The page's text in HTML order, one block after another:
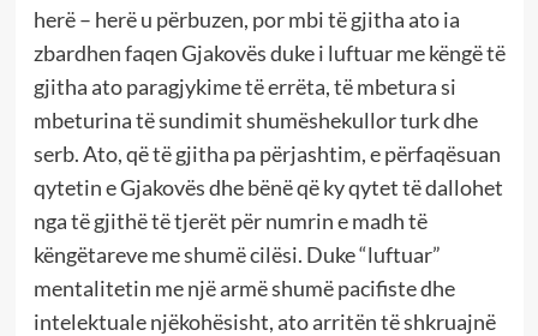
herë – herë u përbuzen, por mbi të gjitha ato ia
zbardhen faqen Gjakovës duke i luftuar me këngë të
gjitha ato paragjykime të errëta, të mbetura si
mbeturina të sundimit shumëshekullor turk dhe
serb. Ato, që të gjitha pa përjashtim, e përfaqësuan
qytetin e Gjakovës dhe bënë që ky qytet të dallohet
nga të gjithë të tjerët për numrin e madh të
këngëtareve me shumë cilësi. Duke “luftuar”
mentalitetin me një armë shumë pacifiste dhe
intelektuale njëkohësisht, ato arritën të shkruajnë